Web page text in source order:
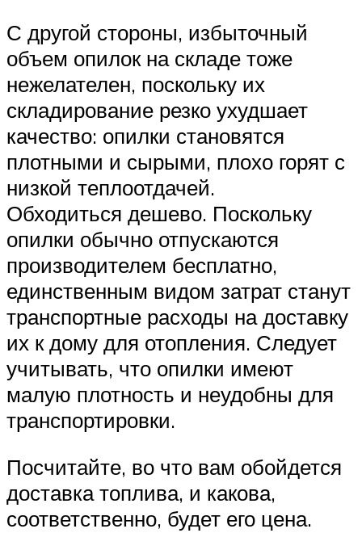
С другой стороны, избыточный
объем опилок на складе тоже
нежелателен, поскольку их
складирование резко ухудшает
качество: опилки становятся
плотными и сырыми, плохо горят с
низкой теплоотдачей.
Обходиться дешево. Поскольку
опилки обычно отпускаются
производителем бесплатно,
единственным видом затрат станут
транспортные расходы на доставку
их к дому для отопления. Следует
учитывать, что опилки имеют
малую плотность и неудобны для
транспортировки.
Посчитайте, во что вам обойдется
доставка топлива, и какова,
соответственно, будет его цена.